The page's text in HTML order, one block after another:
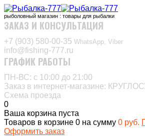
рыболовный магазин : товары для рыбалки
ЗАКАЗ И КОНСУЛЬТАЦИЯ
+7 (903) 580-00-35‬ WhatsApp, Viber
info@fishing-777.ru
ГРАФИК РАБОТЫ
ПН-ВС: с 10:00 до 21:00
Заказ в интернет-магазине:
Схема проезда
0
Ваша корзина пуста
Товаров в корзине 0 на сумму 0 руб.
Оформить заказ